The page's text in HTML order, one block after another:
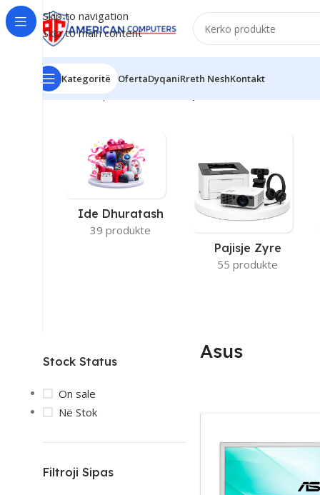
Skip to navigation
Skip to main content
Kategoritë OfertaDyqaniRreth NeshKontakt
Kreu/Brand produkti
Ide Dhuratash
39 produkte
Pajisje Zyre
55 produkte
Stock Status
On sale
Në Stok
Filtroji Sipas
Asus